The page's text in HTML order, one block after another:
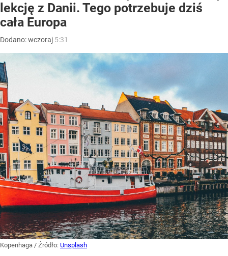
lekcję z Danii. Tego potrzebuje dziś
cała Europa
Dodano:wczoraj 5:31
Kopenhaga / Źródło: Unsplash